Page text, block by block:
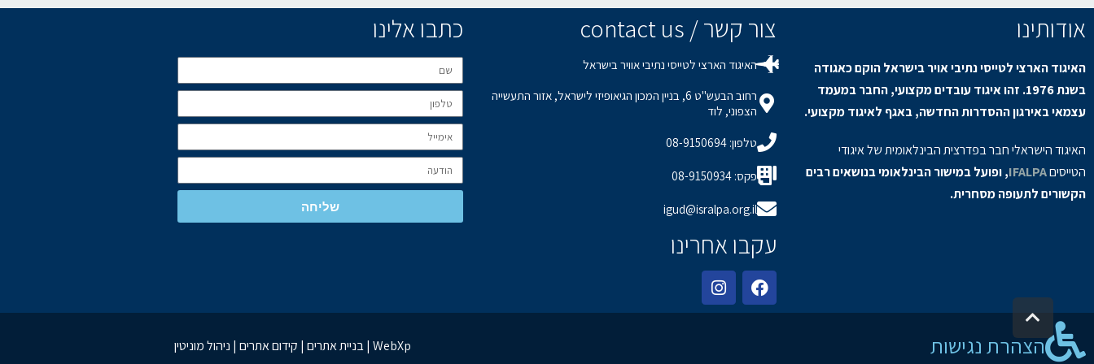
אודותינו
האיגוד הארצי לטייסי נתיבי אויר בישראל הוקם כאגודה
בשנת 1976. זהו איגוד עובדים מקצועי, החבר במעמד
עצמאי באירגון ההסדרות החדשה, באגף לאיגוד מקצועי.
האיגוד הישראלי חבר בפדרצית הבינלאומית של איגודי
הטייסיםIFALPA, ופועל במישור הבינלאומי בנושאים רבים
הקשורים לתעופה מסחרית.
צור קשר / contact us
האיגוד הארצי לטייסי נתיבי אוויר בישראל
רחוב הבעש"ט 6, בניין המכון הגיאופיזי לישראל, אזור התעשייה
הצפוני, לוד
טלפון: 08-9150694
פקס: 08-9150934
igud@isralpa.org.il
עקבו אחרינו
כתבו אלינו
שליחה
הצהרת נגישות בניית אתרים | קידום אתרים | ניהול מוניטין | WebXp
גלילה לראש העמוד